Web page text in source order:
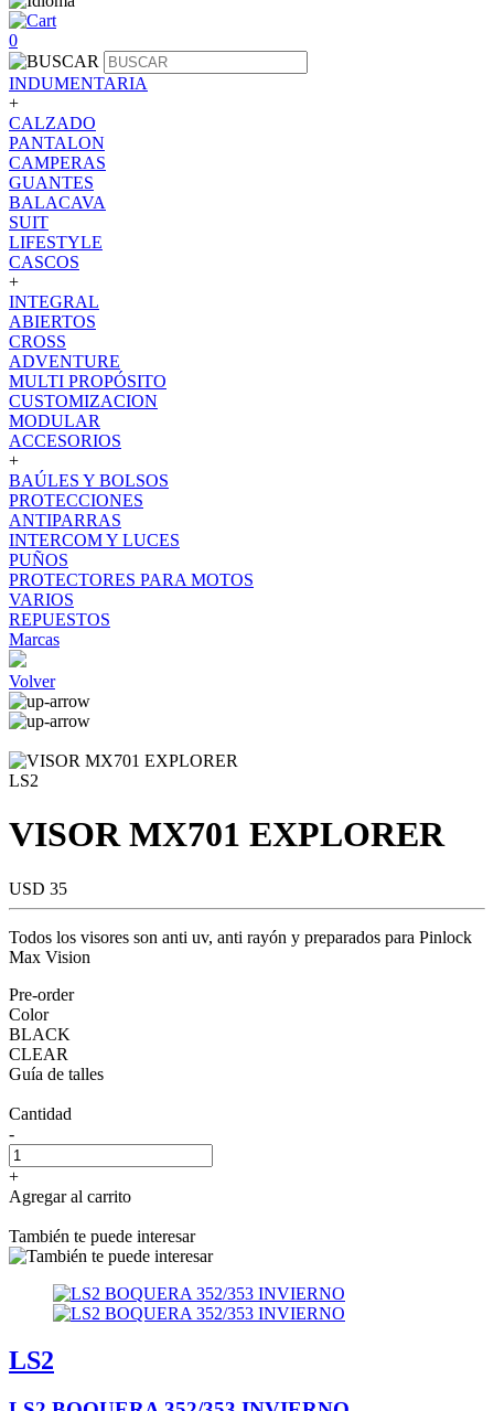
0
INDUMENTARIA
+
CALZADO
PANTALON
CAMPERAS
GUANTES
BALACAVA
SUIT
LIFESTYLE
CASCOS
+
INTEGRAL
ABIERTOS
CROSS
ADVENTURE
MULTI PROPÓSITO
CUSTOMIZACION
MODULAR
ACCESORIOS
+
BAÚLES Y BOLSOS
PROTECCIONES
ANTIPARRAS
INTERCOM Y LUCES
PUÑOS
PROTECTORES PARA MOTOS
VARIOS
REPUESTOS
Marcas
Volver
LS2
VISOR MX701 EXPLORER
USD 35
Todos los visores son anti uv, anti rayón y preparados para Pinlock
Max Vision
Pre-order
Color
BLACK
CLEAR
Guía de talles
Cantidad
-
+
Agregar al carrito
También te puede interesar
LS2